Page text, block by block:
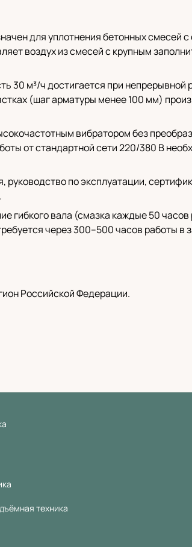
для уплотнения бетонных смесей с
воздух из смесей с крупным
30 м³/ч достигается при непрерывной
(шаг арматуры менее 100 мм)
вибратором без
от стандартной сети 220/380 В
руководство по эксплуатации,
гибкого вала (смазка каждые 50
через 300–500 часов работы в
Российской Федерации.
техника